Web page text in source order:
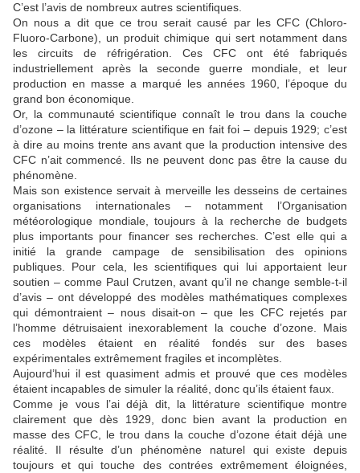
C’est l’avis de nombreux autres scientifiques.
On nous a dit que ce trou serait causé par les CFC (Chloro-
Fluoro-Carbone), un produit chimique qui sert notamment dans
les circuits de réfrigération. Ces CFC ont été fabriqués
industriellement après la seconde guerre mondiale, et leur
production en masse a marqué les années 1960, l’époque du
grand bon économique.
Or, la communauté scientifique connaît le trou dans la couche
d’ozone – la littérature scientifique en fait foi – depuis 1929; c’est
à dire au moins trente ans avant que la production intensive des
CFC n’ait commencé. Ils ne peuvent donc pas être la cause du
phénomène.
Mais son existence servait à merveille les desseins de certaines
organisations internationales – notamment l’Organisation
météorologique mondiale, toujours à la recherche de budgets
plus importants pour financer ses recherches. C’est elle qui a
initié la grande campage de sensibilisation des opinions
publiques. Pour cela, les scientifiques qui lui apportaient leur
soutien – comme Paul Crutzen, avant qu’il ne change semble-t-il
d’avis – ont développé des modèles mathématiques complexes
qui démontraient – nous disait-on – que les CFC rejetés par
l’homme détruisaient inexorablement la couche d’ozone. Mais
ces modèles étaient en réalité fondés sur des bases
expérimentales extrêmement fragiles et incomplètes.
Aujourd’hui il est quasiment admis et prouvé que ces modèles
étaient incapables de simuler la réalité, donc qu’ils étaient faux.
Comme je vous l’ai déjà dit, la littérature scientifique montre
clairement que dès 1929, donc bien avant la production en
masse des CFC, le trou dans la couche d’ozone était déjà une
réalité. Il résulte d’un phénomène naturel qui existe depuis
toujours et qui touche des contrées extrêmement éloignées,